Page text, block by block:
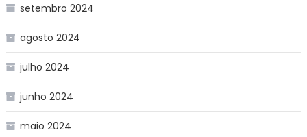
setembro 2024
agosto 2024
julho 2024
junho 2024
maio 2024